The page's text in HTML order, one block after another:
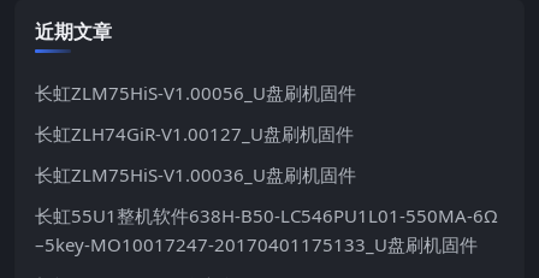
近期文章
长虹ZLM75HiS-V1.00056_U盘刷机固件
长虹ZLH74GiR-V1.00127_U盘刷机固件
长虹ZLM75HiS-V1.00036_U盘刷机固件
长虹55U1整机软件638H-B50-LC546PU1L01-550MA-6Ω
–5key-MO10017247-20170401175133_U盘刷机固件